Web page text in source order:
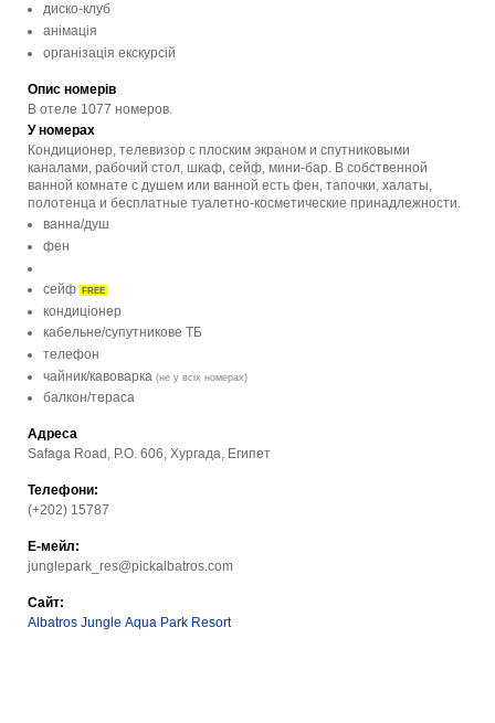
диско-клуб
анімація
організація екскурсій
Опис номерів
В отеле 1077 номеров.
У номерах
Кондиционер, телевизор с плоским экраном и спутниковыми
каналами, рабочий стол, шкаф, сейф, мини-бар. В собственной
ванной комнате с душем или ванной есть фен, тапочки, халаты,
полотенца и бесплатные туалетно-косметические принадлежности.
ванна/душ
фен
сейф FREE
кондиціонер
кабельне/супутникове ТБ
телефон
чайник/кавоварка (не у всіх номерах)
балкон/тераса
Адреса
Safaga Road, P.O. 606, Хургада, Египет
Телефони:
(+202) 15787
Е-мейл:
junglepark_res@pickalbatros.com
Сайт:
Albatros Jungle Aqua Park Resort